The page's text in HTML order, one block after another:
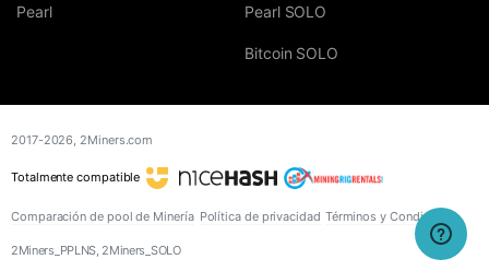
Pearl Pearl SOLO
Bitcoin SOLO
2017-2026, 2Miners.com
Totalmente compatible
Comparación de pool de Minería Política de privacidad Términos y Condiciones
2Miners_PPLNS, 2Miners_SOLO